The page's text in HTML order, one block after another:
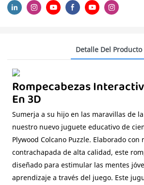
Detalle Del Producto
Rompecabezas
En 3D
Sumerja a su hijo en las maravillas de
nuestro nuevo juguete educativo de
Plywood Colcano Puzzle. Elaborado con
contrachapada de alta calidad, este
diseñado para estimular las mentes
aprendizaje a través del juego. Este